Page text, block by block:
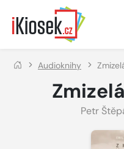
Přejít na hlavní obsah
Audioknihy
Petr